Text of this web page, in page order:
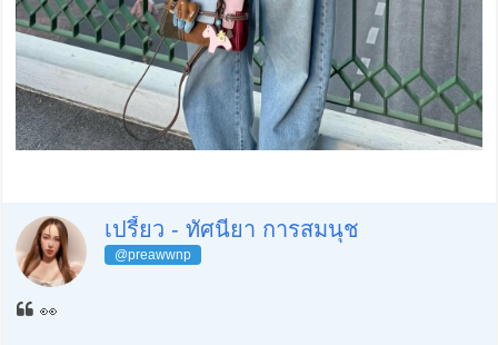
เปรี้ยว - ทัศนียา การสมนุช
@preawwnp
👀